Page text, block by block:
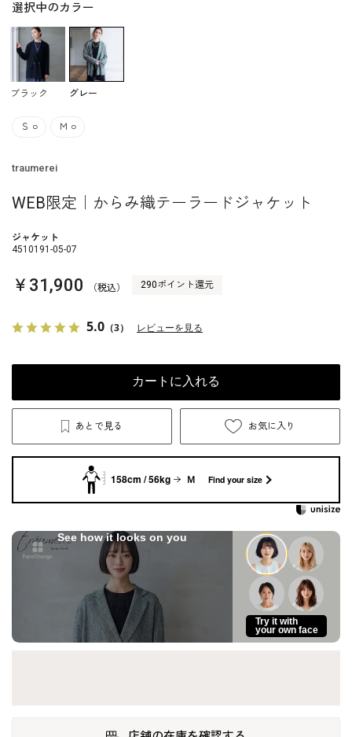
選択中のカラー
ブラック グレー
Ｓ ○ Ｍ ○
traumerei
WEB限定｜からみ織テーラードジャケット
ジャケット
4510191-05-07
￥31,900 （税込） 290ポイント還元
5.0 （3） レビューを見る
カートに入れる
あとで見る お気に入り
158cm / 56kg Ｍ Find your size
See how it looks on you
Try it with
your own face